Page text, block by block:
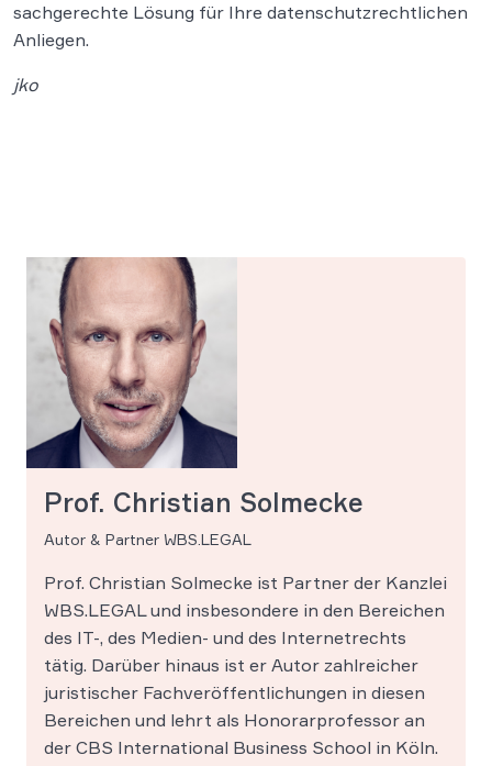
sachgerechte Lösung für Ihre datenschutzrechtlichen
Anliegen.
jko
Prof. Christian Solmecke
Autor & Partner WBS.LEGAL
Prof. Christian Solmecke ist Partner der Kanzlei
WBS.LEGAL und insbesondere in den Bereichen
des IT-, des Medien- und des Internetrechts
tätig. Darüber hinaus ist er Autor zahlreicher
juristischer Fachveröffentlichungen in diesen
Bereichen und lehrt als Honorarprofessor an
der CBS International Business School in Köln.